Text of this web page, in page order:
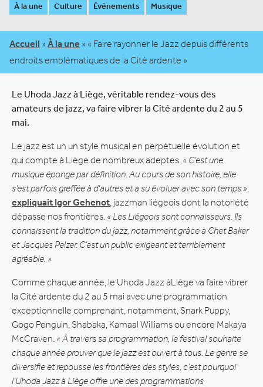
À la une Culture Événements Musique
Accueil » À la une » « Faire rayonner le Jazz depuis différents
endroits emblématiques de la Cité ardente »
Le Uhoda Jazz à Liège, véritable rendez-vous des
amateurs de jazz, va faire vibrer la Cité ardente du 2 au 5
mai.
Le jazz est un un style musical en perpétuelle évolution et
qui compte à Liège de nombreux adeptes. « C’est une
musique éponge par définition. Au cours de son histoire, elle
s’est parfois greffée à d’autres et a su évoluer avec son temps »
expliquait Igor Gehenot , jazzman liégeois dont la notoriété
dépasse nos frontières. « Les Liégeois sont connaisseurs. Ils
connaissent la tradition du jazz, notamment grâce à Chet Baker
et Jacques Pelzer. C’est un public exigeant et terriblement
agréable. »
Comme chaque année, le Uhoda Jazz àLiège va faire vibrer
la Cité ardente du 2 au 5 mai avec une programmation
exceptionnelle comprenant, notamment, Snark Puppy,
Gogo Penguin, Shabaka, Kamaal Williams ou encore Makaya
McCraven. « À travers sa programmation, le festival souhaite
chaque année prouver que le jazz est ouvert à tous. Le genre se
diversifie et repousse les frontières des styles, c’est pourquoi
l’Uhoda Jazz à Liège offre une des programmations